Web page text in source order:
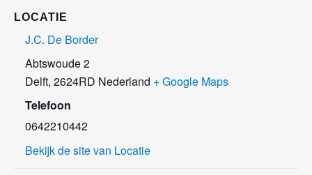
LOCATIE
J.C. De Border
Abtswoude 2
Delft, 2624RD Nederland + Google Maps
Telefoon
0642210442
Bekijk de site van Locatie